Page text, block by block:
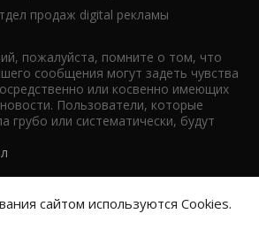
продаж digital рекламы
пожалуйста, помните о том, что
сообщения могут задеть чувства
или косвенно имеющих
Пользователи, которые
грубо или систематически, будут
сайтом используются Cookies.